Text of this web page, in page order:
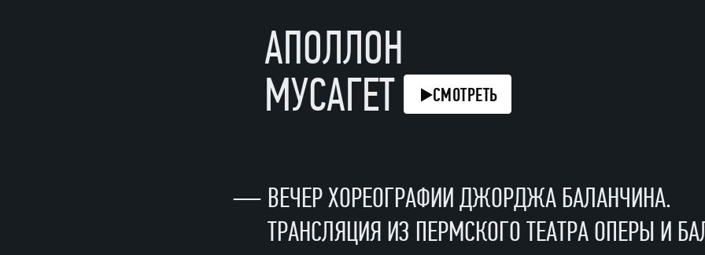
АПОЛЛОН
МУСАГЕТ
СМОТРЕТЬ
— ВЕЧЕР ХОРЕОГРАФИИ ДЖОРДЖА БАЛАНЧИНА.
ТРАНСЛЯЦИЯ ИЗ ПЕРМСКОГО ТЕАТРА ОПЕРЫ И